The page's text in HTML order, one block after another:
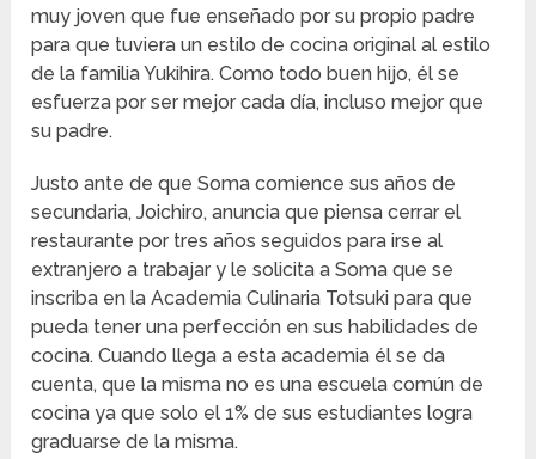
muy joven que fue enseñado por su propio padre
para que tuviera un estilo de cocina original al estilo
de la familia Yukihira. Como todo buen hijo, él se
esfuerza por ser mejor cada día, incluso mejor que
su padre.
Justo ante de que Soma comience sus años de
secundaria, Joichiro, anuncia que piensa cerrar el
restaurante por tres años seguidos para irse al
extranjero a trabajar y le solicita a Soma que se
inscriba en la Academia Culinaria Totsuki para que
pueda tener una perfección en sus habilidades de
cocina. Cuando llega a esta academia él se da
cuenta, que la misma no es una escuela común de
cocina ya que solo el 1% de sus estudiantes logra
graduarse de la misma.